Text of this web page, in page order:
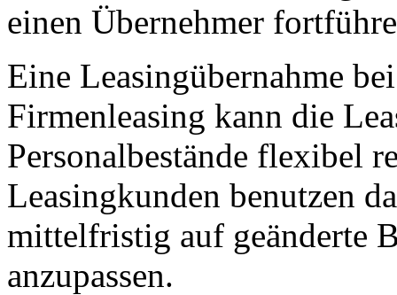
einen Übernehmer
Eine Leasingübernahme
Firmenleasing kann die
Personalbestände flexibel
Leasingkunden benutzen
mittelfristig auf geänderte
anzupassen.